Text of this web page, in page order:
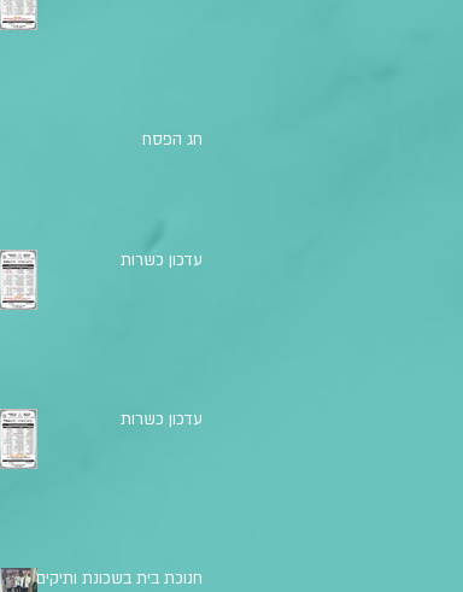
חג הפסח
עדכון כשרות
עדכון כשרות
חנוכת בית בשכונת ותיקים